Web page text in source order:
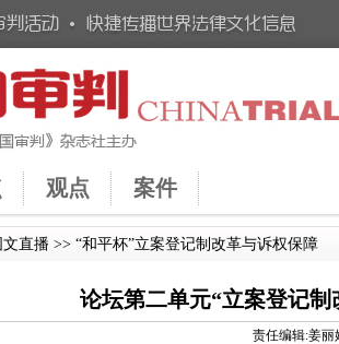
观点 案件
文直播 >> “和平杯”立案登记制改革与诉权保障
论坛第二单元“立案登记
责任编辑:姜